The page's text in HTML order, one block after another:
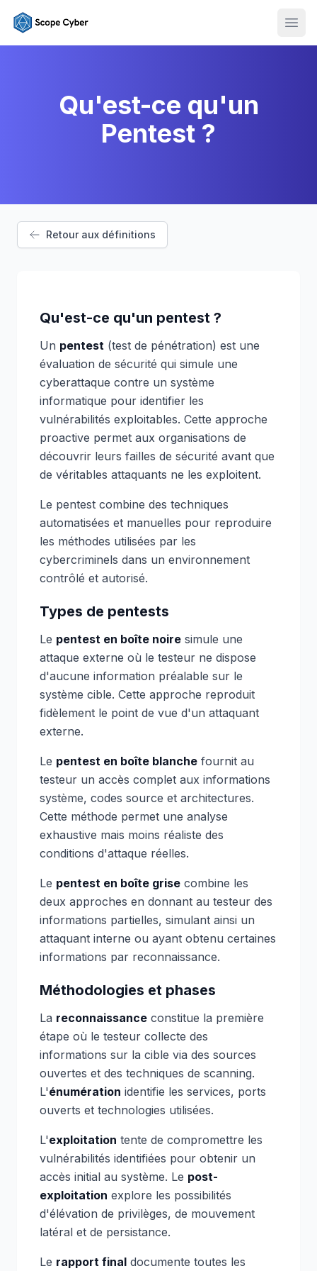
Qu'est-ce qu'un
Pentest ?
Retour aux définitions
Qu'est-ce qu'un pentest ?
Un pentest (test de pénétration) est une
évaluation de sécurité qui simule une
cyberattaque contre un système
informatique pour identifier les
vulnérabilités exploitables. Cette approche
proactive permet aux organisations de
découvrir leurs failles de sécurité avant que
de véritables attaquants ne les exploitent.
Le pentest combine des techniques
automatisées et manuelles pour reproduire
les méthodes utilisées par les
cybercriminels dans un environnement
contrôlé et autorisé.
Types de pentests
Le pentest en boîte noire simule une
attaque externe où le testeur ne dispose
d'aucune information préalable sur le
système cible. Cette approche reproduit
fidèlement le point de vue d'un attaquant
externe.
Le pentest en boîte blanche fournit au
testeur un accès complet aux informations
système, codes source et architectures.
Cette méthode permet une analyse
exhaustive mais moins réaliste des
conditions d'attaque réelles.
Le pentest en boîte grise combine les
deux approches en donnant au testeur des
informations partielles, simulant ainsi un
attaquant interne ou ayant obtenu certaines
informations par reconnaissance.
Méthodologies et phases
La reconnaissance constitue la première
étape où le testeur collecte des
informations sur la cible via des sources
ouvertes et des techniques de scanning.
L'énumération identifie les services, ports
ouverts et technologies utilisées.
L'exploitation tente de compromettre les
vulnérabilités identifiées pour obtenir un
accès initial au système. Le post-
exploitation explore les possibilités
d'élévation de privilèges, de mouvement
latéral et de persistance.
Le rapport final documente toutes les